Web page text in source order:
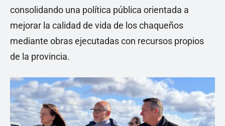
consolidando una política pública orientada a
mejorar la calidad de vida de los chaqueños
mediante obras ejecutadas con recursos propios
de la provincia.